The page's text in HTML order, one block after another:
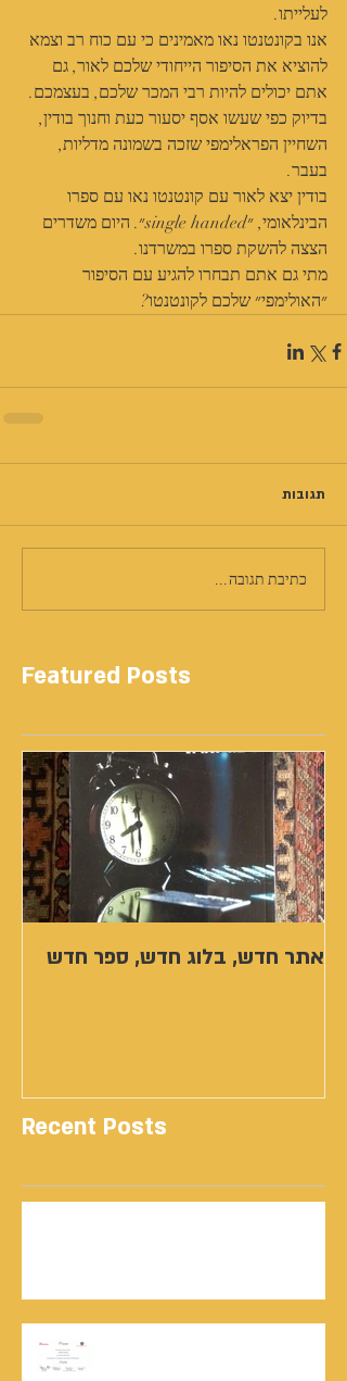
לעלייתו.
אנו בקונטנטו נאו מאמינים כי עם כוח רב וצמא
להוציא את הסיפור הייחודי שלכם לאור, גם
אתם יכולים להיות רבי המכר שלכם, בעצמכם.
בדיוק כפי שעשו אסף יסעור כעת וחנוך בודין,
השחיין הפראלימפי שזכה בשמונה מדליות,
בעבר.
בודין יצא לאור עם קונטנטו נאו עם ספרו
הבינלאומי, ״single handed״. היום משדרים
הצצה להשקת ספרו במשרדנו.
מתי גם אתם תבחרו להגיע עם הסיפור
״האולימפי״ שלכם לקונטנטו?
תגובות
כתיבת תגובה...
Featured Posts
אתר חדש, בלוג חדש, ספר חדש
Recent Posts